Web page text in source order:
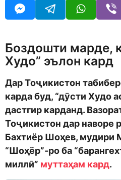
d
n
o
Боздошти марде,
Худо” эълон кард
Дар Тоҷикистон
карда буд, “дӯсти Худо
дастгир карданд.
Тоҷикистон дар наворе
Бахтиёр Шоҳев, мудири
“Шоҳёр”-ро ба
миллӣ” муттаҳам кард.